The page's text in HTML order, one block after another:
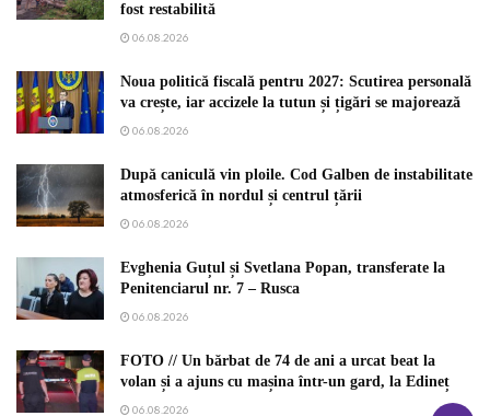
fost restabilită
06.08.2026
Noua politică fiscală pentru 2027: Scutirea personală
va crește, iar accizele la tutun și țigări se majorează
06.08.2026
După caniculă vin ploile. Cod Galben de instabilitate
atmosferică în nordul și centrul țării
06.08.2026
Evghenia Guțul și Svetlana Popan, transferate la
Penitenciarul nr. 7 – Rusca
06.08.2026
FOTO // Un bărbat de 74 de ani a urcat beat la
volan și a ajuns cu mașina într-un gard, la Edineț
06.08.2026